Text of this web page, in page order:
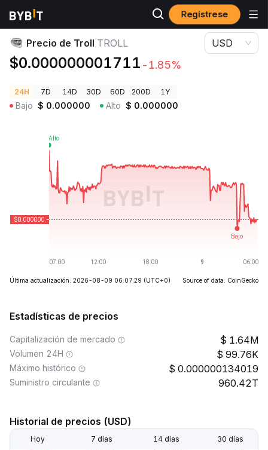
Regístrese
Precios de Criptomonedas Precio de Troll TROLL
Precio de Troll TROLL
$0.000000001711 -1.85%
USD
24H 7D 14D 30D 60D 200D 1Y
Bajo $ 0.000000 Alto $ 0.000000
Última actualización: 2026-08-09 06:07:29 (UTC+0) Source of data: CoinGecko
Estadísticas de precios
Capitalización de mercado 1.64M
Volumen 24H 99.76K
Máximo histórico 0.000000134019
Suministro circulante 960.42T
Historial de precios (USD)
Hoy 7 días 14 días 30 días